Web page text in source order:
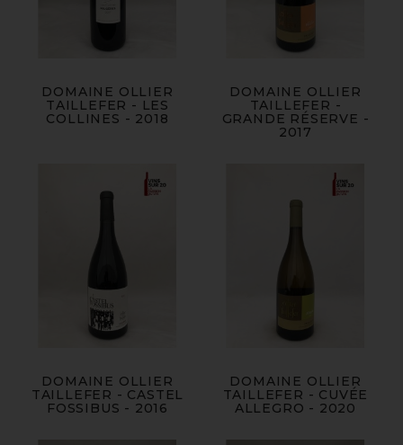
DOMAINE OLLIER
TAILLEFER - LES
COLLINES - 2018
DOMAINE OLLIER
TAILLEFER -
GRANDE RÉSERVE -
2017
DOMAINE OLLIER
TAILLEFER - CASTEL
FOSSIBUS - 2016
DOMAINE OLLIER
TAILLEFER - CUVÉE
ALLEGRO - 2020